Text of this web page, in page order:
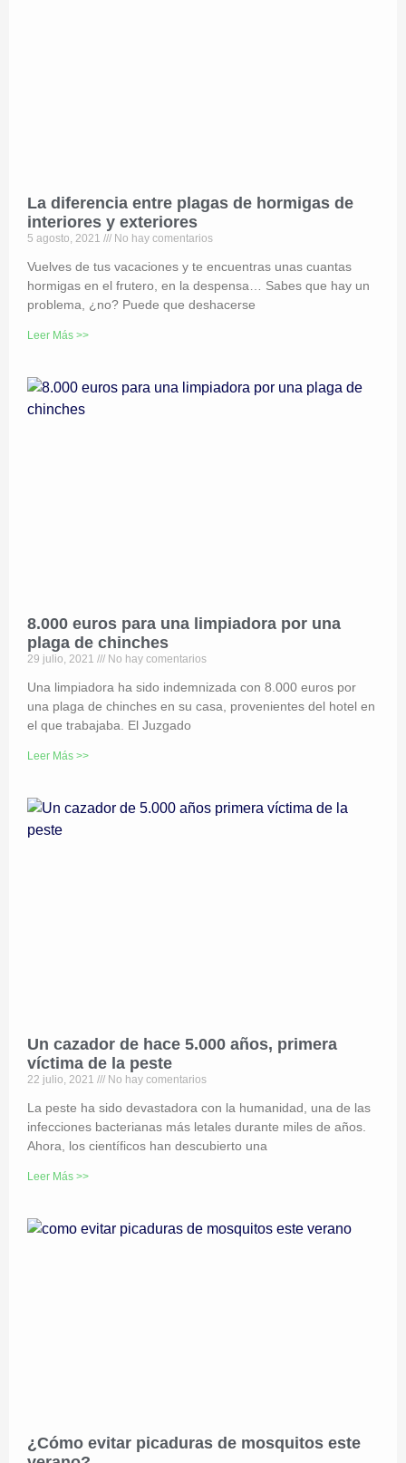
La diferencia entre plagas de hormigas de
interiores y exteriores
5 agosto, 2021 No hay comentarios
Vuelves de tus vacaciones y te encuentras unas cuantas
hormigas en el frutero, en la despensa… Sabes que hay un
problema, ¿no? Puede que deshacerse
Leer Más >>
8.000 euros para una limpiadora por una
plaga de chinches
29 julio, 2021 No hay comentarios
Una limpiadora ha sido indemnizada con 8.000 euros por
una plaga de chinches en su casa, provenientes del hotel en
el que trabajaba. El Juzgado
Leer Más >>
Un cazador de hace 5.000 años, primera
víctima de la peste
22 julio, 2021 No hay comentarios
La peste ha sido devastadora con la humanidad, una de las
infecciones bacterianas más letales durante miles de años.
Ahora, los científicos han descubierto una
Leer Más >>
¿Cómo evitar picaduras de mosquitos este